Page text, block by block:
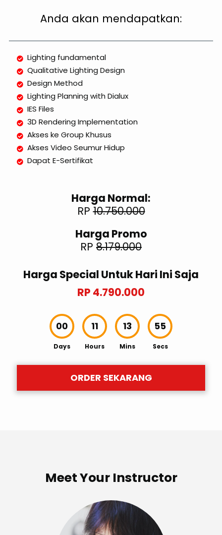
Anda akan mendapatkan:
Lighting fundamental
Qualitative Lighting Design
Design Method
Lighting Planning with Dialux
IES Files
3D Rendering Implementation
Akses ke Group Khusus
Akses Video Seumur Hidup
Dapat E-Sertifikat
Harga Normal:
RP10.750.000
Harga Promo
RP 8.179.000
Harga Special Untuk Hari Ini Saja
RP 4.790.000
00
Days
11
Hours
13
Mins
53
Secs
ORDER SEKARANG
Meet Your Instructor